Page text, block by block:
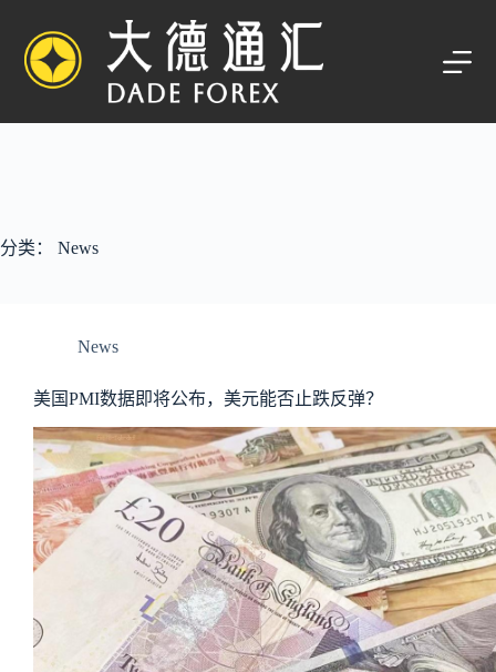
过
内
分类： News
News
美国PMI数据即将公布，美元能否止跌反弹？